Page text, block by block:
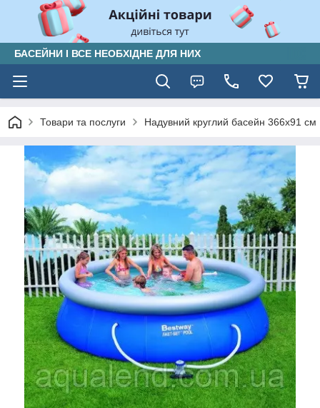
БАСЕЙНИ І ВСЕ НЕОБХІДНЕ ДЛЯ НИХ
Товари та послуги Надувний круглий басейн 366х91